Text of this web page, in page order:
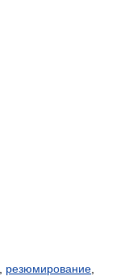
резюмирование